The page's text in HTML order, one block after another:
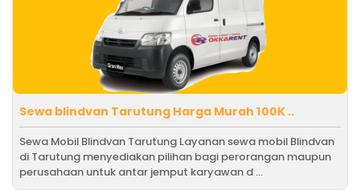
Sewa blindvan Tarutung Harga Murah 100K ..
Sewa Mobil Blindvan Tarutung Layanan sewa mobil Blindvan
di Tarutung menyediakan pilihan bagi perorangan maupun
perusahaan untuk antar jemput karyawan d ...